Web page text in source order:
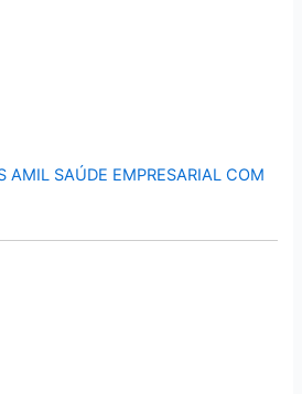
AMIL SAÚDE EMPRESARIAL COM